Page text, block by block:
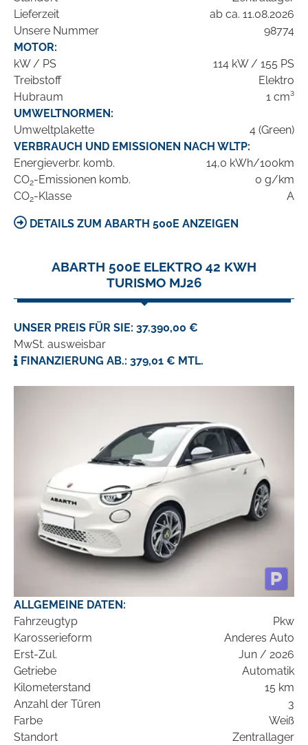
Lieferzeit
ab ca. 11.08.2026
Unsere Nummer
98774
MOTOR:
kW / PS
114 kW / 155 PS
Treibstoff
Elektro
Hubraum
1 cm³
UMWELTNORMEN:
Umweltplakette
4 (Green)
VERBRAUCH UND EMISSIONEN NACH WLTP:
Energieverbr. komb.
14,0 kWh/100km
CO2-Emissionen komb.
0 g/km
CO2-Klasse A
DETAILS ZUM ABARTH 500E ANZEIGEN
ABARTH 500E ELEKTRO 42 KWH
TURISMO MJ26
UNSER PREIS FÜR SIE: 37.390,00 €
MwSt. ausweisbar
FINANZIERUNG AB.: 379,01 € MTL.
ALLGEMEINE DATEN:
Fahrzeugtyp
Pkw
Karosserieform
Anderes Auto
Erst-Zul.
Jun / 2026
Getriebe
Automatik
Kilometerstand
15 km
Anzahl der Türen
3
Farbe
Weiß
Standort
Zentrallager